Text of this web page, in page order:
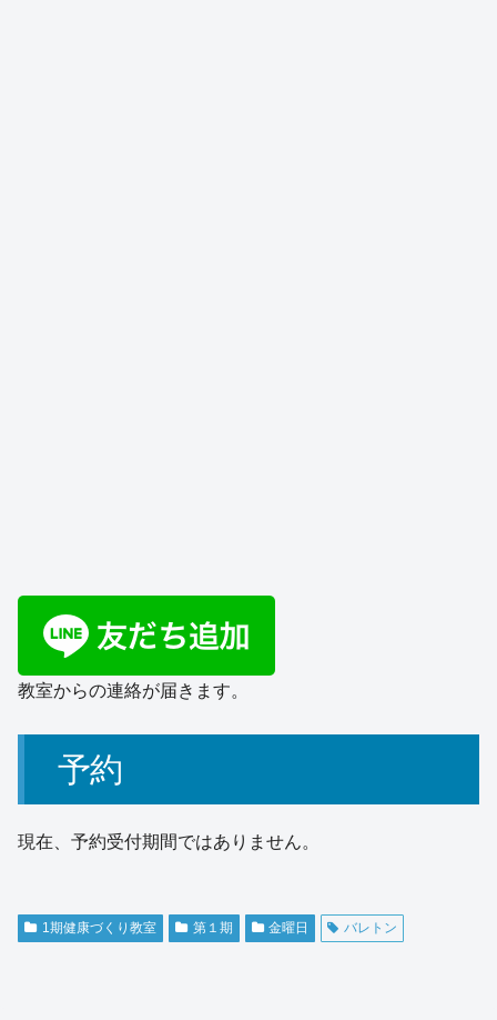
教室からの連絡が届きます。
予約
現在、予約受付期間ではありません。
1期健康づくり教室 第１期 金曜日 バレトン